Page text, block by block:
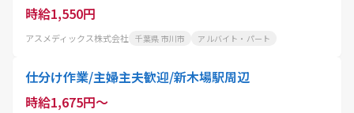
時給1,550円
アスメディックス株式会社 千葉県 市川市 アルバイト・パート
仕分け作業/主婦主夫歓迎/新木場駅周辺
時給1,675円～